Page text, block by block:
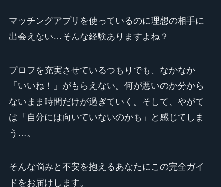
マッチングアプリを使っているのに理想の相手に
出会えない…そんな経験ありますよね？
プロフを充実させているつもりでも、なかなか
「いいね！」がもらえない。何が悪いのか分から
ないまま時間だけが過ぎていく。そして、やがて
は「自分には向いていないのかも」と感じてしま
う…。
そんな悩みと不安を抱えるあなたにこの完全ガイ
ドをお届けします。